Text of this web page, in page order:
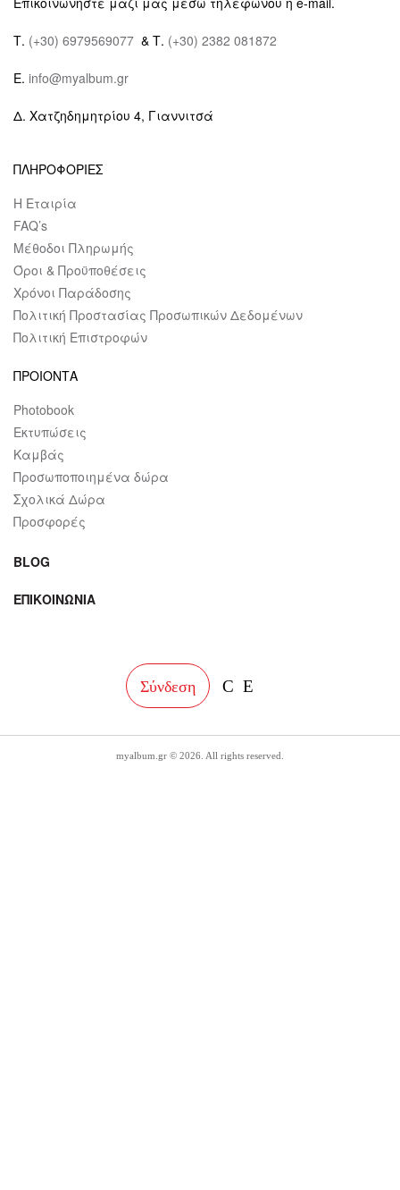
Τ. (+30) 6979569077 & Τ. (+30) 2382 081872
E. info@myalbum.gr
Δ. Χατζηδημητρίου 4, Γιαννιτσά
ΠΛΗΡΟΦΟΡΙΕΣ
Η Εταιρία
FAQ’s
Μέθοδοι Πληρωμής
Όροι & Προϋποθέσεις
Χρόνοι Παράδοσης
Πολιτική Προστασίας Προσωπικών Δεδομένων
Πολιτική Επιστροφών
ΠΡΟΙΟΝΤΑ
Photobook
Εκτυπώσεις
Καμβάς
Προσωποποιημένα δώρα
Σχολικά Δώρα
Προσφορές
BLOG
ΕΠΙΚΟΙΝΩΝΙΑ
Σύνδεση facebook
myalbum.gr © 2026. All rights reserved.